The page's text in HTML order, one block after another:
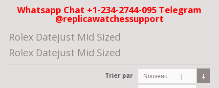
Whatsapp Chat +1-234-2744-095 Telegram
@replicawatchessupport
Rolex Datejust Mid Sized
Rolex Datejust Mid Sized
Trier par Nouveau